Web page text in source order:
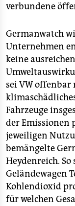
verbundene
Germanwatch
Unternehmen
keine
sei VW
Fahrzeuge
der Emissionen
jeweiligen
bemängelte
Heydenreich. So
Geländewagen
Kohlendioxid
für welchen